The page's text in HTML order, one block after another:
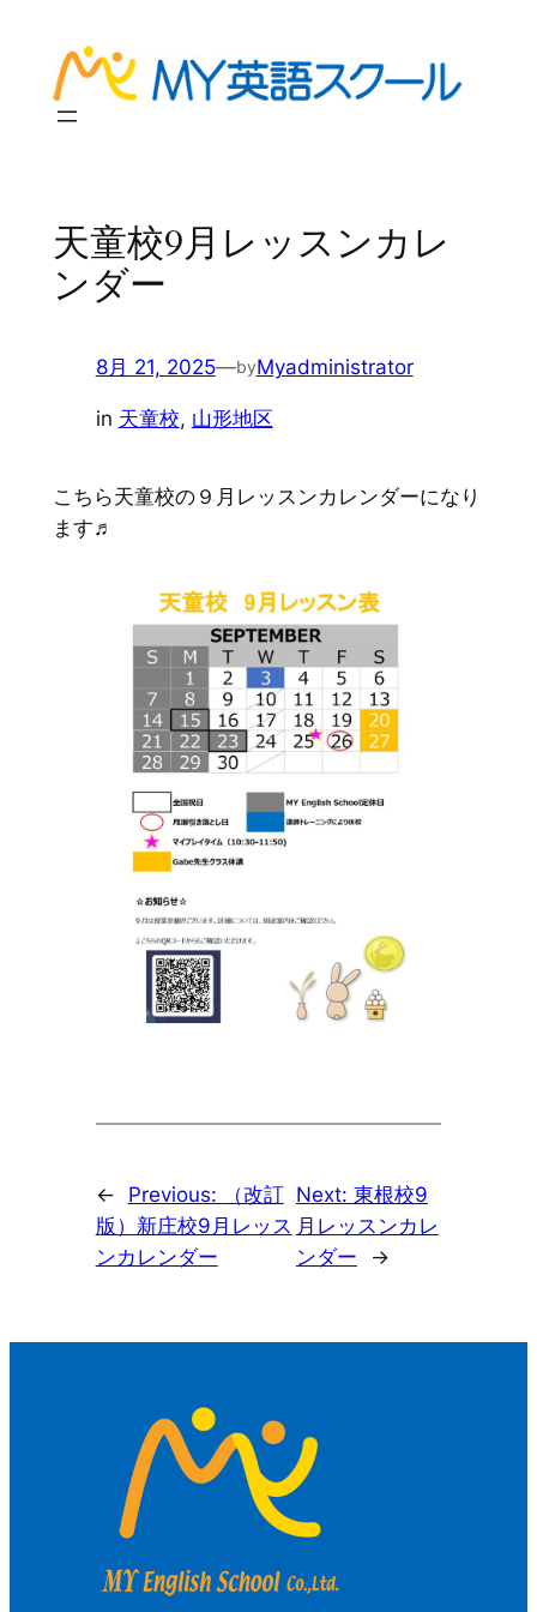
天童校9月レッスンカレ
ンダー
8月 21, 2025—byMyadministrator
in 天童校, 山形地区
こちら天童校の９月レッスンカレンダーになり
ます♬
← Previous:
（改訂
版）新庄校9月レッス
ンカレンダー
Next: 東根校9
月レッスンカレ
ンダー
→